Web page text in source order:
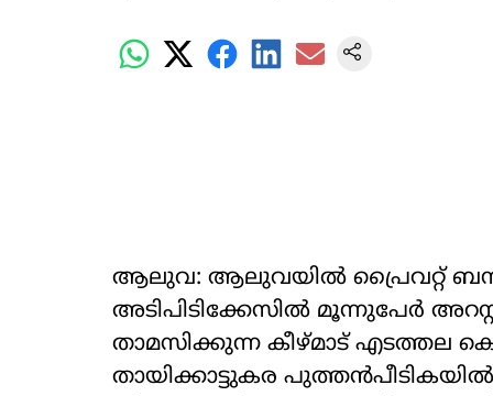
ആലുവ: ആലുവയിൽ പ്രൈവറ്റ് ബസ്
അടിപിടിക്കേസിൽ മൂന്നുപേർ
താമസിക്കുന്ന കീഴ്മാട് എടത്തല
തായിക്കാട്ടുകര